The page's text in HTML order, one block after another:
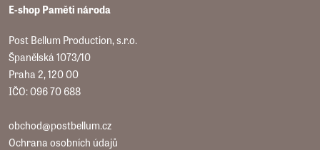
E-shop Paměti národa
Post Bellum Production, s.r.o.
Španělská 1073/10
Praha 2, 120 00
IČO: 096 70 688
obchod@postbellum.cz
Ochrana osobních údajů